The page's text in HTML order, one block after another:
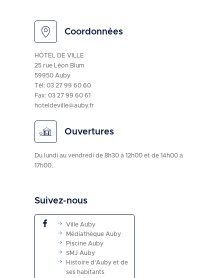
Coordonnées
HÔTEL DE VILLE
25 rue Léon Blum
59950 Auby
Tél: 03 27 99 60 60
Fax: 03 27 99 60 61
hoteldeville@auby.fr
Ouvertures
Du lundi au vendredi de 8h30 à 12h00 et de 14h00 à
17h00.
Suivez-nous
Ville Auby
Médiathèque Auby
Piscine Auby
SMJ Auby
Histoire d'Auby et de
ses habitants